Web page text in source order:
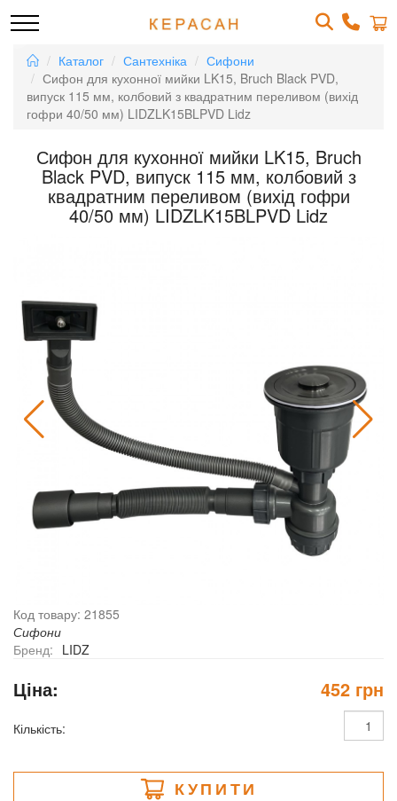
Каталог Сантехніка
Сифони
Сифон для кухонної мийки LK15, Bruch Black PVD,
випуск 115 мм, колбовий з квадратним переливом (вихід
гофри 40/50 мм) LIDZLK15BLPVD Lidz
Сифон для кухонної мийки LK15, Bruch
Black PVD, випуск 115 мм, колбовий з
квадратним переливом (вихід гофри
40/50 мм) LIDZLK15BLPVD Lidz
Код товару: 21855
Сифони
Бренд: LIDZ
Ціна: 452 грн
Кількість:
КУПИТИ